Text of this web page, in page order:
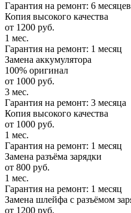
Гарантия на ремонт: 6 месяцев
Копия высокого качества
от 1200 руб.
1 мес.
Гарантия на ремонт: 1 месяц
Замена аккумулятора
100% оригинал
от 1000 руб.
3 мес.
Гарантия на ремонт: 3 месяца
Копия высокого качества
от 1000 руб.
1 мес.
Гарантия на ремонт: 1 месяц
Замена разъёма зарядки
от 800 руб.
1 мес.
Гарантия на ремонт: 1 месяц
Замена шлейфа с разъёмом
от 1200 руб.